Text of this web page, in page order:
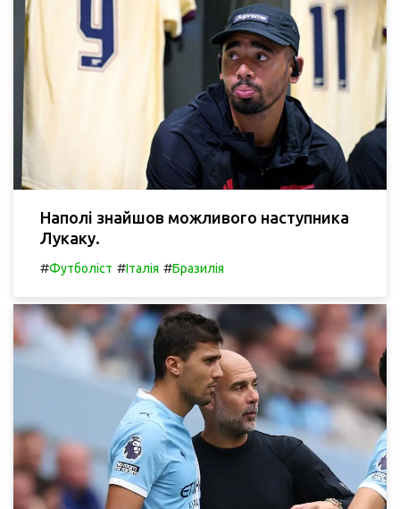
Наполі знайшов можливого наступника
Лукаку.
#Футболіст #Італія #Бразилія